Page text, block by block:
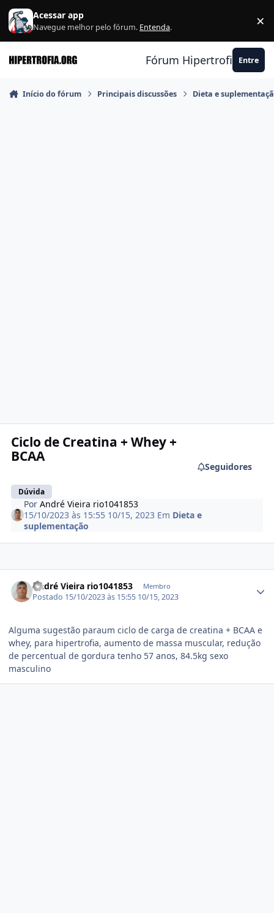
Ir para conteúdo
Acessar app
Navegue melhor pelo fórum. Entenda. ×
Fórum Hipertrofia.org
Entre
Início do fórum Principais discussões Dieta e
Ciclo de Creatina + Whey +
BCAA
Dúvida
Seguidores
PorAndré Vieira rio1041853
15/10/2023 às 15:55 10/15, 2023 Em Dieta e
suplementação
André Vieira rio1041853 Membro
Postado 15/10/2023 às 15:55 10/15, 2023
Alguma sugestão paraum ciclo de carga de creatina + BCAA e
whey, para hipertrofia, aumento de massa muscular, redução
de percentual de gordura tenho 57 anos, 84.5kg sexo
masculino